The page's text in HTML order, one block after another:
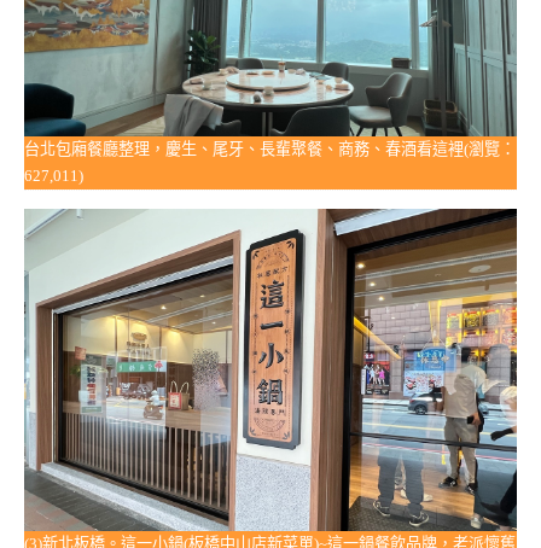
台北包廂餐廳整理，慶生、尾牙、長輩聚餐、商務、春酒看這裡(瀏覽：
627,011)
(3)新北板橋。這一小鍋(板橋中山店新菜單)~這一鍋餐飲品牌，老派懷舊